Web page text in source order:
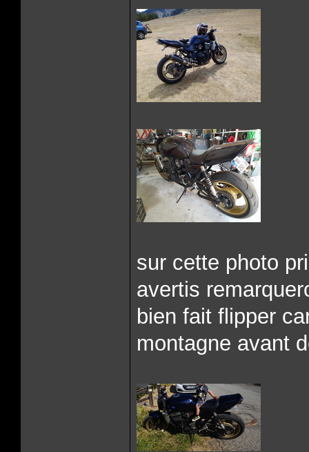
sur cette photo
avertis
bien fait flipper
montagne avant